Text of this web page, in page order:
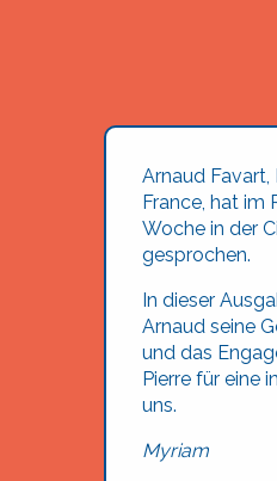
Arnaud Favart,
France, hat im
Woche in der
gesprochen.
In dieser
Arnaud seine
und das
Pierre für eine
uns.
Myriam